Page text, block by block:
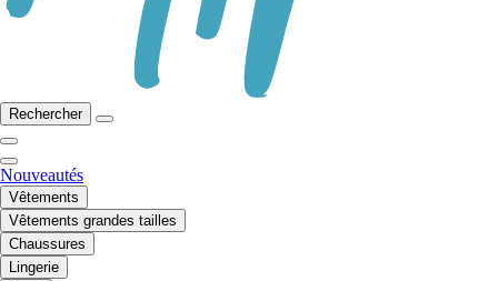
Rechercher
Nouveautés
Vêtements
Vêtements grandes tailles
Chaussures
Lingerie